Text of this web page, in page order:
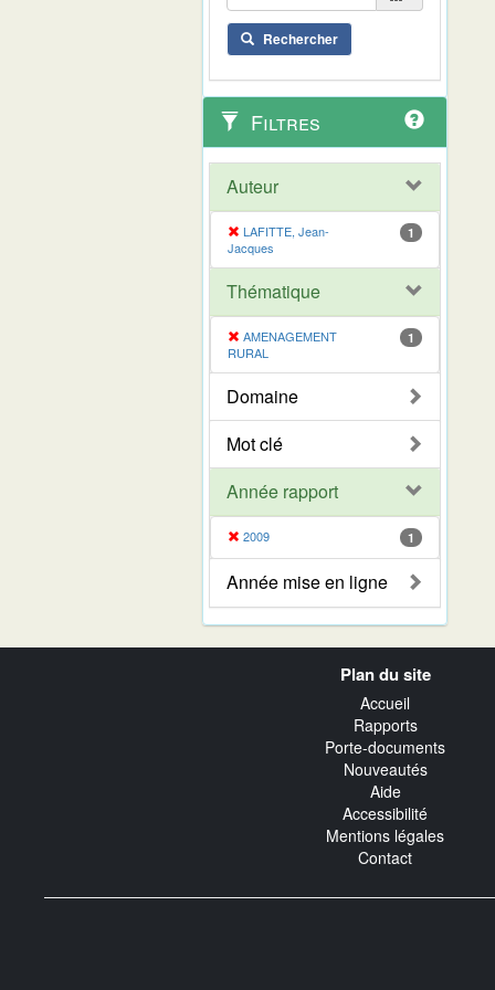
Rechercher
Filtres
Auteur
LAFITTE, Jean-
Jacques
1
Thématique
AMENAGEMENT
RURAL
1
Domaine
Mot clé
Année rapport
2009 1
Année mise en ligne
Plan du site
Accueil
Rapports
Porte-documents
Nouveautés
Aide
Accessibilité
Mentions légales
Contact